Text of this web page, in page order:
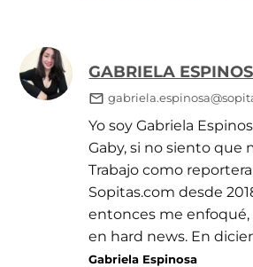
GABRIELA
Yo soy Gabriela
Gaby, si no siento que
Trabajo como
Sopitas.com desde
entonces me enfoqué,
en hard news. En
Gabriela Espinosa